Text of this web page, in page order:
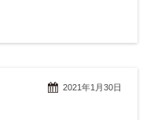
2021年1月30日